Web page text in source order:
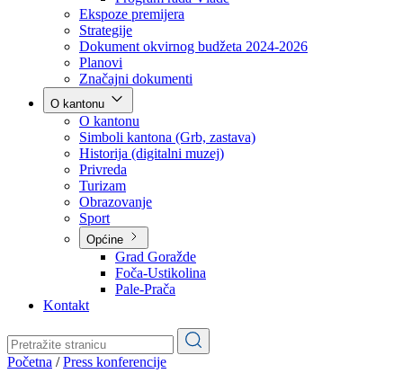
Vlada
Poslovnik
Program rada Vlade
Ekspoze premijera
Strategije
Dokument okvirnog budžeta 2024-2026
Planovi
Značajni dokumenti
O kantonu
O kantonu
Simboli kantona (Grb, zastava)
Historija (digitalni muzej)
Privreda
Turizam
Obrazovanje
Općine
Pale-Prača
Kontakt